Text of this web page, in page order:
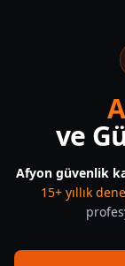
ve
Afyon güvenlik
15+ yıllık